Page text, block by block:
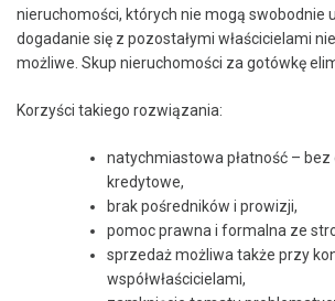
nieruchomości, których nie mogą swobodnie
dogadanie się z pozostałymi właścicielami
możliwe. Skup nieruchomości za gotówkę
Korzyści takiego rozwiązania:
natychmiastowa płatność –
kredytowe,
brak pośredników i prowizji,
pomoc prawna i formalna ze
sprzedaż możliwa także przy
współwłaścicielami,